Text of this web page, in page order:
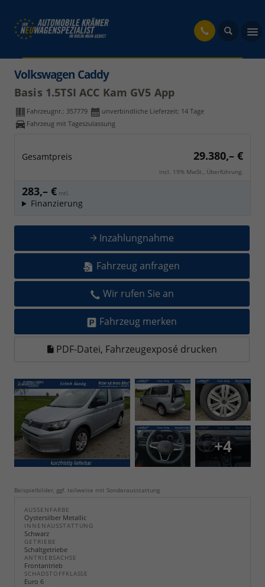
Volkswagen Caddy
Basis 1.5TSI ACC Kam GV5 App
Fahrzeugnr.: 357779 unverbindliche Lieferzeit: 14 Tage
Fahrzeug mit Tageszulassung
Gesamtpreis 29.380,– €
incl. 19% MwSt., Überführung.
283,– € mtl.
Finanzierung
Inzahlungnahme
Fahrzeug anfragen
Wir rufen Sie an
Fahrzeug merken
PDF-Datei, Fahrzeugexposé drucken
+4
Beispielbilder, ggf. teilweise mit Sonderausstattung
AUSSENFARBE
Oystersilber Metallic
INNENAUSSTATTUNG
Schwarz
GETRIEBE
Schaltgetriebe
ANTRIEBSACHSE
Frontantrieb
SCHADSTOFFKLASSE
Euro 6